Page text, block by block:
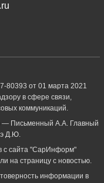
80393 от 01 марта 2021
в сфере связи,
коммуникаций.
Письменный А.А. Главный
Д.Ю.
с сайта "СарИнформ"
на страницу с новостью.
информации в